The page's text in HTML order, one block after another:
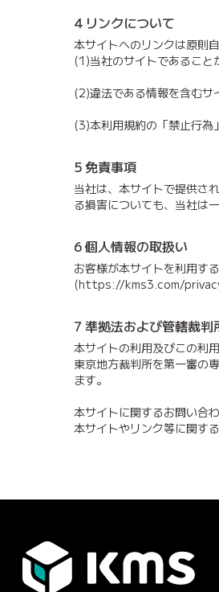
4 リンクについて
本サイトへのリンクは原則
(1)当社のサイトであること
(2)違法である情報を含むサ
(3)本利用規約の「禁止行為
5 免責事項
当社は、本サイトで提供さ
る損害についても、当社は
6 個人情報の取扱い
お客様が本サイトを利用す
(https://kms3.com/
7 準拠法および管轄裁判
本サイトの利用及びこの利
東京地方裁判所を第一審の
ます。
本サイトに関するお問い合
本サイトやリンク等に関す